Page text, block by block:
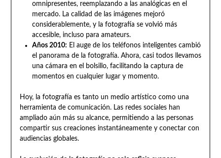
omnipresentes, reemplazando a las analógicas en el
mercado. La calidad de las imágenes mejoró
considerablemente, y la fotografía se volvió más
accesible, incluso para amateurs.
Años 2010: El auge de los teléfonos inteligentes cambió
el panorama de la fotografía. Ahora, casi todos llevamos
una cámara en el bolsillo, facilitando la captura de
momentos en cualquier lugar y momento.
Hoy, la fotografía es tanto un medio artístico como una
herramienta de comunicación. Las redes sociales han
ampliado aún más su alcance, permitiendo a las personas
compartir sus creaciones instantáneamente y conectar con
audiencias globales.